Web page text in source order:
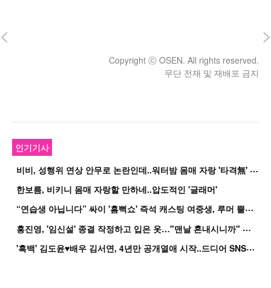
Copyright ⓒ OSEN. All rights reserved.
무단 전재 및 재배포 금지
인기기사
비
비, 성행위 연상 안무로 논란인데..워터밤 몸매 자랑 '타격無' 근황
한보름, 비키니 몸매 자랑할 만하네..압도적인 '글래머'
“
연습생 아닙니다” 싸이 '흠뻑쇼' 즉석 캐스팅 여중생, 루머 뿔났다[Oh!쎈 이...
홍
진영, '임신설' 종결 작정하고 입은 옷…"맨날 혼내시니까" 억울
'
흑백' 김도윤♥배우 김서연, 4년만 공개열애 시작..드디어 SNS에 노출 [핫피...